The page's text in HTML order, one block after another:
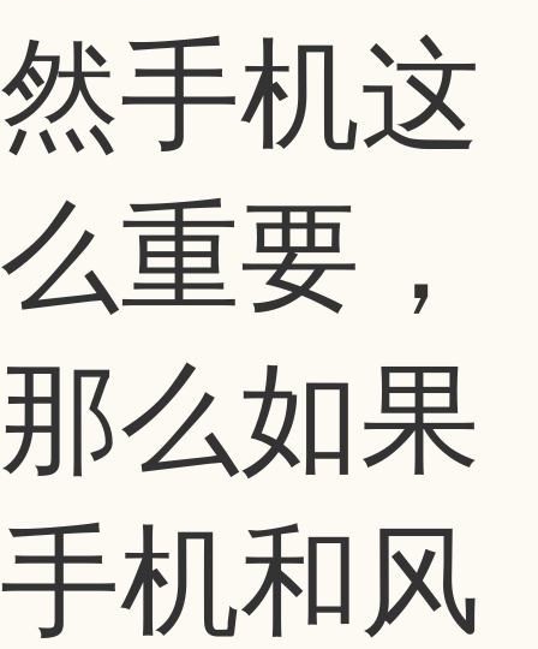
然手机这
么重要，
那么如果
手机和风